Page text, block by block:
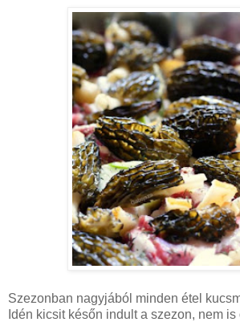
Szezonban nagyjából minden étel
Idén kicsit későn indult a szezon, nem